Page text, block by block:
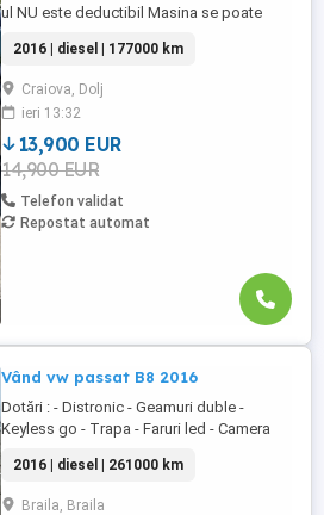
ul NU este deductibil Masina se poate
Posibilitate finantare credit auto ( avans
minim 30%) Pentru persoane fizice :
Posibilitate finantare ...
2016 | diesel | 177000 km
Craiova, Dolj
ieri 13:32
13,900 EUR
14,900 EUR
Telefon validat
Repostat automat
Vând vw passat B8 2016
Dotări : - Distronic - Geamuri duble -
Keyless go - Trapa - Faruri led - Camera
interior albastre uși și praguri - Plafon
negru complet - Sistem multimedia full
2016 | diesel | 261000 km
Braila, Braila